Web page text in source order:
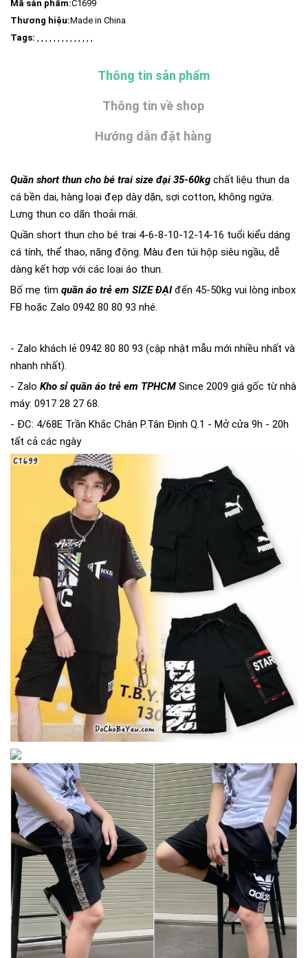
Mã sản phẩm:C1699
Thương hiệu:Made in China
Tags: , , , , , , , , , , , , , ,
Thông tin sản phẩm
Thông tin về shop
Hướng dẫn đặt hàng
Quần short thun cho bé trai size đại 35-60kg chất liệu thun da
cá bền dai, hàng loại đẹp dày dặn, sợi cotton, không ngứa.
Lưng thun co dãn thoải mái.
Quần short thun cho bé trai 4-6-8-10-12-14-16 tuổi kiểu dáng
cá tính, thể thao, năng động. Màu đen túi hộp siêu ngầu, dễ
dàng kết hợp với các loại áo thun.
Bố mẹ tìm quần áo trẻ em SIZE ĐẠIđến 45-50kg vui lòng inbox
FB hoặc Zalo 0942 80 80 93 nhé.
- Zalo khách lẻ 0942 80 80 93 (cập nhật mẫu mới nhiều nhất và
nhanh nhất).
- Zalo Kho sỉ quần áo trẻ em TPHCM Since 2009 giá gốc từ nhà
máy: 0917 28 27 68.
- ĐC: 4/68E Trần Khắc Chân P.Tân Định Q.1 - Mở cửa 9h - 20h
tất cả các ngày